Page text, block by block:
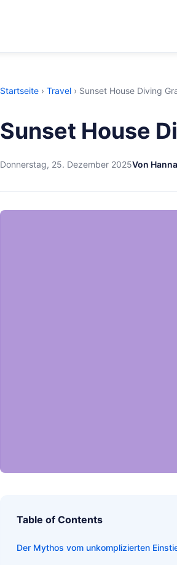
Startseite › Travel › Sunset House Diving
Sunset House
Donnerstag, 25. Dezember 2025Von
Table of Contents
Der Mythos vom unkomplizierten